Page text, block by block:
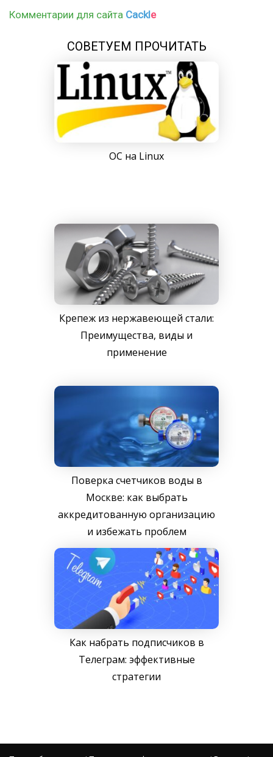
Комментарии для сайта Cackle
СОВЕТУЕМ ПРОЧИТАТЬ
ОС на Linux
Крепеж из нержавеющей стали:
Преимущества, виды и
применение
Поверка счетчиков воды в
Москве: как выбрать
аккредитованную организацию
и избежать проблем
Как набрать подписчиков в
Телеграм: эффективные
стратегии